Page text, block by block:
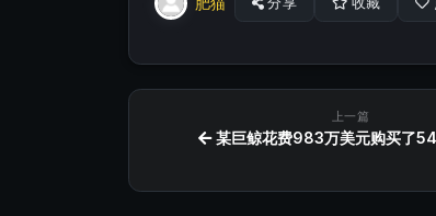
上一篇
某巨鲸花费983万美元购买了